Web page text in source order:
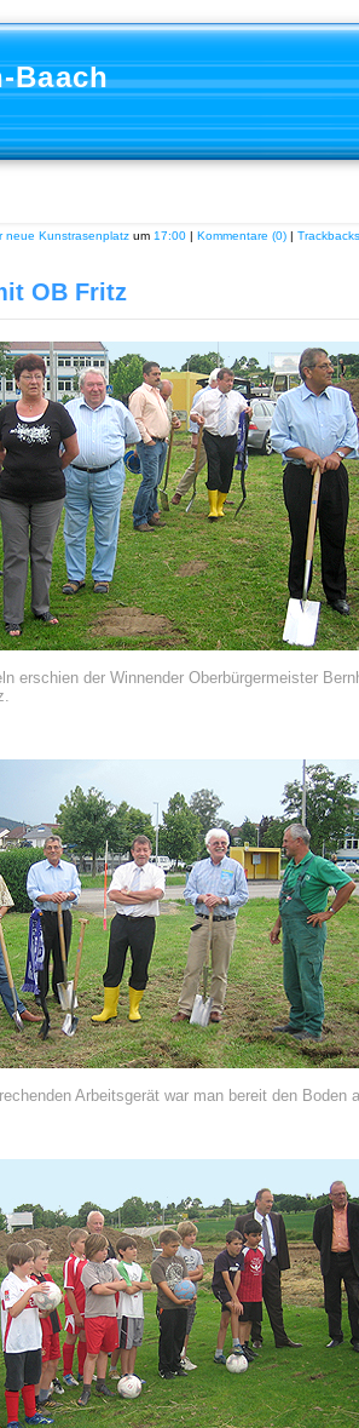
Baach
neue Kunstrasenplatz um 17:00 | Kommentare (0) |
OB Fritz
erschien der Winnender Oberbürgermeister
Arbeitsgerät war man bereit den Boden